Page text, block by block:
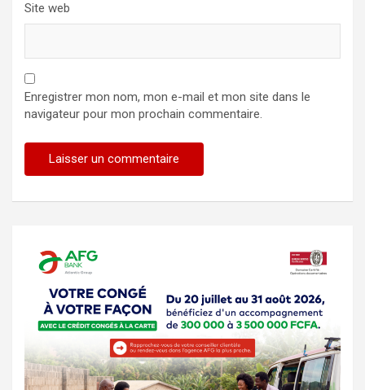
Site web
Enregistrer mon nom, mon e-mail et mon site dans le
navigateur pour mon prochain commentaire.